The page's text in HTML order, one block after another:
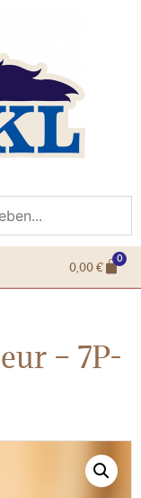
0,00€
0
– 7P-